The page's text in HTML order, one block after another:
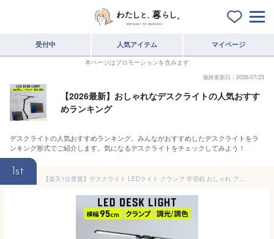
受付中 人気アイテム マイページ
本ページはプロモーションを含みます
最終更新日：2026/07/23
【2026最新】おしゃれなデスクライトの人気おすす
めランキング
デスクライトの人気おすすめランキング。みんながおすすめしたデスクライトをラ
ンキング形式でご紹介します。気になるデスクライトをチェックしてみよう！
1st
【楽天1位受賞】デスクライト LEDライト クランプ 学習机 おしゃれ アームライト 1700ルーメン 広範囲点灯 3灯 モニターライト 調光 調色 電気スタンド 卓上ライト クランプ式 暖色 コンセント 1500ルーメン 子供 読書 勉強 仕事 台灯 照明